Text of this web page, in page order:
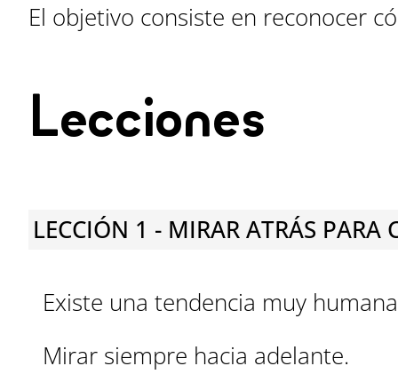
El objetivo consiste en reconocer
Lecciones
LECCIÓN 1 - MIRAR ATRÁS PARA
Existe una tendencia muy
Mirar siempre hacia adelante.